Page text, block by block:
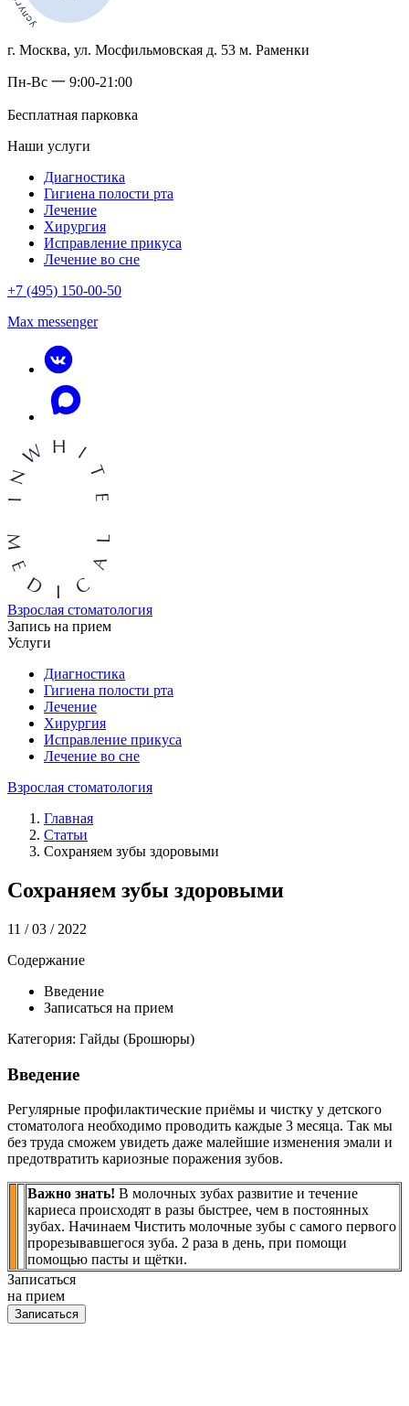
г. Москва, ул. Мосфильмовская д. 53 м. Раменки
Пн-Вс 一 9:00-21:00
Бесплатная парковка
Наши услуги
Диагностика
Гигиена полости рта
Лечение
Хирургия
Исправление прикуса
Лечение во сне
+7 (495) 150-00-50
Max messenger
Взрослая стоматология
Запись на прием
Услуги
Диагностика
Гигиена полости рта
Лечение
Хирургия
Исправление прикуса
Лечение во сне
Взрослая стоматология
Главная
Статьи
Сохраняем зубы здоровыми
Сохраняем зубы здоровыми
11 / 03 / 2022
Содержание
Введение
Записаться на прием
Категория: Гайды (Брошюры)
Введение
Регулярные профилактические приёмы и чистку у детского
стоматолога необходимо проводить каждые 3 месяца. Так мы
без труда сможем увидеть даже малейшие изменения эмали и
предотвратить кариозные поражения зубов.
Важно знать! В молочных зубах развитие и течение
кариеса происходят в разы быстрее, чем в постоянных
зубах. Начинаем Чистить молочные зубы с самого первого
прорезывавшегося зуба. 2 раза в день, при помощи
помощью пасты и щётки.
Записаться
на прием
Записаться